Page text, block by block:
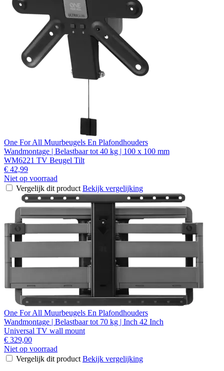
One For All Muurbeugels En Plafondhouders
Wandmontage | Belastbaar tot 40 kg | 100 x 100 mm
WM6221 TV Beugel Tilt
€ 42,99
Niet op voorraad
Vergelijk dit product Bekijk vergelijking
One For All Muurbeugels En Plafondhouders
Wandmontage | Belastbaar tot 70 kg | Inch 42 Inch
Universal TV wall mount
€ 329,00
Niet op voorraad
Vergelijk dit product Bekijk vergelijking